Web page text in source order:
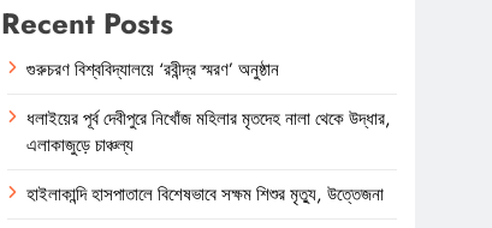
Recent Posts
গুরুচরণ বিশ্ববিদ্যালয়ে ‘রবীন্দ্র স্মরণ’ অনুষ্ঠান
ধলাইয়ের পূর্ব দেবীপুরে নিখোঁজ মহিলার মৃতদেহ নালা থেকে উদ্ধার,
এলাকাজুড়ে চাঞ্চল্য
হাইলাকান্দি হাসপাতালে বিশেষভাবে সক্ষম শিশুর মৃত্যু, উত্তেজনা